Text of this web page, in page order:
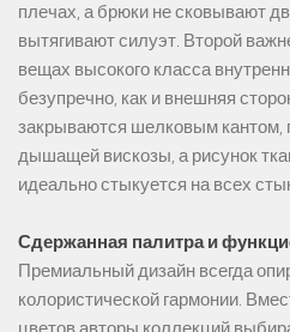
плечах, а брюки не сковывают
вытягивают силуэт. Второй
вещах высокого класса
безупречно, как и внешняя
закрываются шелковым кантом,
дышащей вискозы, а рисунок
идеально стыкуется на всех
Сдержанная палитра и
Премиальный дизайн всегда
колористической гармонии.